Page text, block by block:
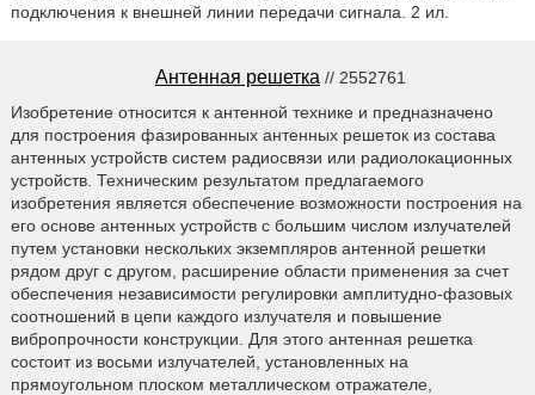
подключения к внешней линии передачи сигнала. 2 ил.
Антенная решетка // 2552761
Изобретение относится к антенной технике и предназначено
для построения фазированных антенных решеток из состава
антенных устройств систем радиосвязи или радиолокационных
устройств. Техническим результатом предлагаемого
изобретения является обеспечение возможности построения на
его основе антенных устройств с большим числом излучателей
путем установки нескольких экземпляров антенной решетки
рядом друг с другом, расширение области применения за счет
обеспечения независимости регулировки амплитудно-фазовых
соотношений в цепи каждого излучателя и повышение
вибропрочности конструкции. Для этого антенная решетка
состоит из восьми излучателей, установленных на
прямоугольном плоском металлическом отражателе,